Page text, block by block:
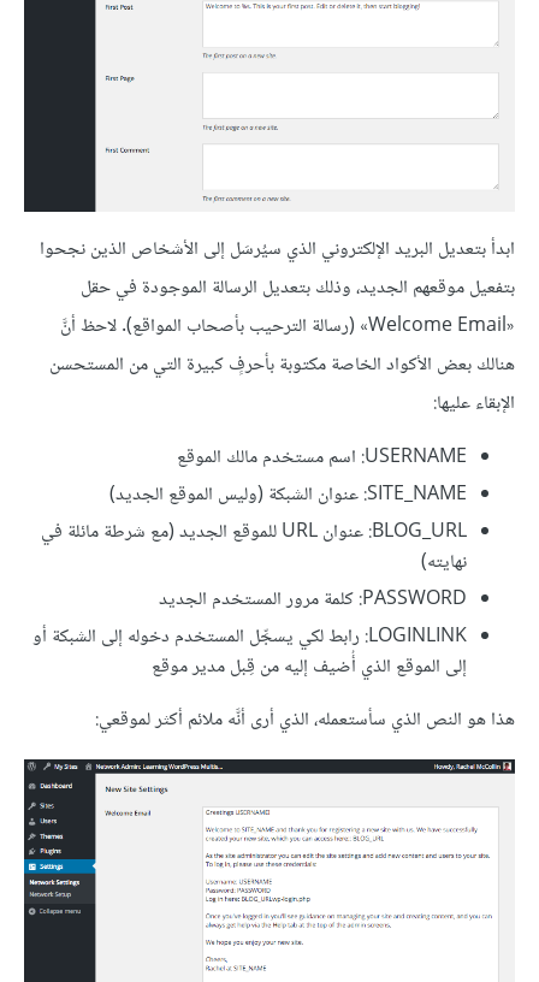
ابدأ بتعديل البريد الإلكتروني الذي سيُرسَل إلى الأشخاص الذين نجحوا
بتفعيل موقعهم الجديد، وذلك بتعديل الرسالة الموجودة في حقل
«Welcome Email» (رسالة الترحيب بأصحاب المواقع). لاحظ أنَّ
هنالك بعض الأكواد الخاصة مكتوبة بأحرفٍ كبيرة التي من المستحسن
الإبقاء عليها:
USERNAME: اسم مستخدم مالك الموقع
SITE_NAME: عنوان الشبكة (وليس الموقع الجديد)
BLOG_URL: عنوان URL للموقع الجديد (مع شرطة مائلة في
نهايته)
PASSWORD: كلمة مرور المستخدم الجديد
LOGINLINK: رابط لكي يسجِّل المستخدم دخوله إلى الشبكة أو
إلى الموقع الذي أُضيف إليه من قِبل مدير موقع
هذا هو النص الذي سأستعمله، الذي أرى أنَّه ملائم أكثر لموقعي: